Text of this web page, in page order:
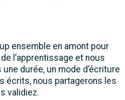
ensemble en amont pour
l’apprentissage et nous
durée, un mode d’écriture
écrits, nous partagerons les
validiez.